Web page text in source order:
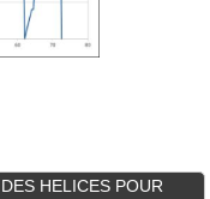
HELICES POUR